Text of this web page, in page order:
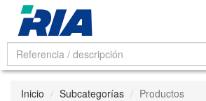
Inicio Subcategorías Productos